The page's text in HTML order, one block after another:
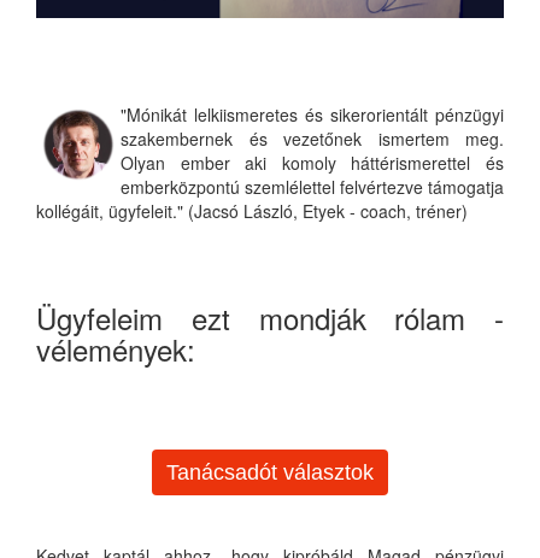
"Mónikát lelkiismeretes és sikerorientált pénzügyi
szakembernek és vezetőnek ismertem meg.
Olyan ember aki komoly háttérismerettel és
emberközpontú szemlélettel felvértezve támogatja
kollégáit, ügyfeleit." (Jacsó László, Etyek - coach, tréner)
Ügyfeleim ezt mondják rólam -
vélemények:
Tanácsadót választok